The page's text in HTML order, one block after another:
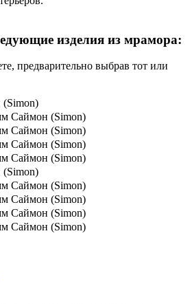
изделия из мрамора:
предварительно выбрав тот или
Саймон (Simon)
Саймон (Simon)
Саймон (Simon)
Саймон (Simon)
Саймон (Simon)
Саймон (Simon)
Саймон (Simon)
Саймон (Simon)